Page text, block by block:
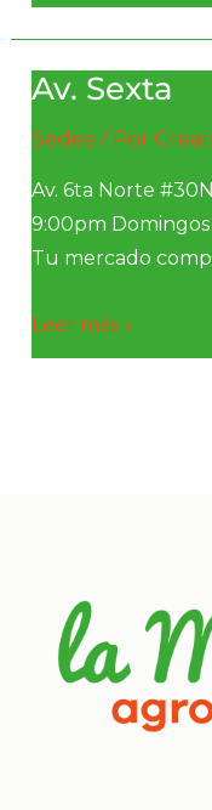
Av. Sexta
Sedes / Por
Av. 6ta Norte
9:00pm
Tu mercado
Av.
Leer más »